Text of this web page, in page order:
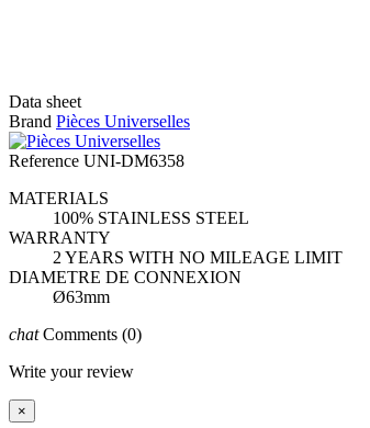
Data sheet
Brand Pièces Universelles
Reference UNI-DM6358
MATERIALS
100% STAINLESS STEEL
WARRANTY
2 YEARS WITH NO MILEAGE LIMIT
DIAMETRE DE CONNEXION
Ø63mm
chat Comments (0)
Write your review
×